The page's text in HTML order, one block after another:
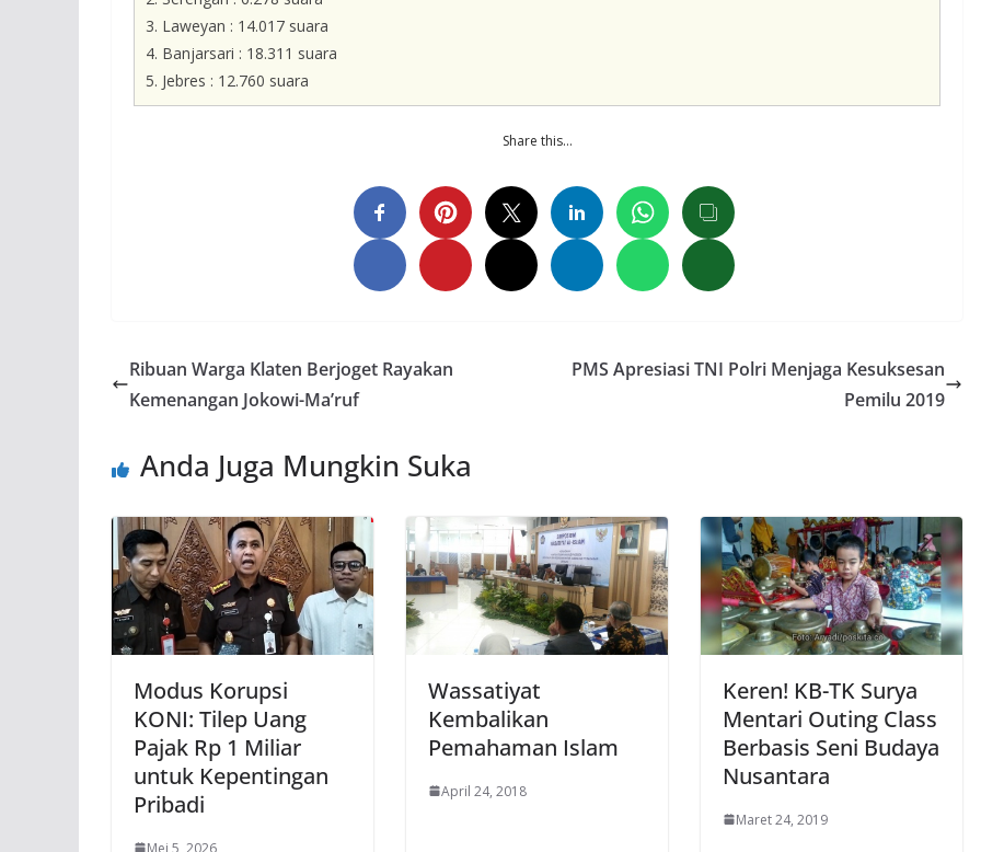
3. Laweyan : 14.017 suara
4. Banjarsari : 18.311 suara
5. Jebres : 12.760 suara
Share this…
Ribuan Warga Klaten Berjoget Rayakan
Kemenangan Jokowi-Ma’ruf
PMS Apresiasi TNI Polri Menjaga Kesuksesan
Pemilu 2019
Anda Juga Mungkin Suka
Modus Korupsi
KONI: Tilep Uang
Pajak Rp 1 Miliar
untuk Kepentingan
Pribadi
Mei 5, 2026
Wassatiyat
Kembalikan
Pemahaman Islam
April 24, 2018
Keren! KB-TK Surya
Mentari Outing Class
Berbasis Seni Budaya
Nusantara
Maret 24, 2019